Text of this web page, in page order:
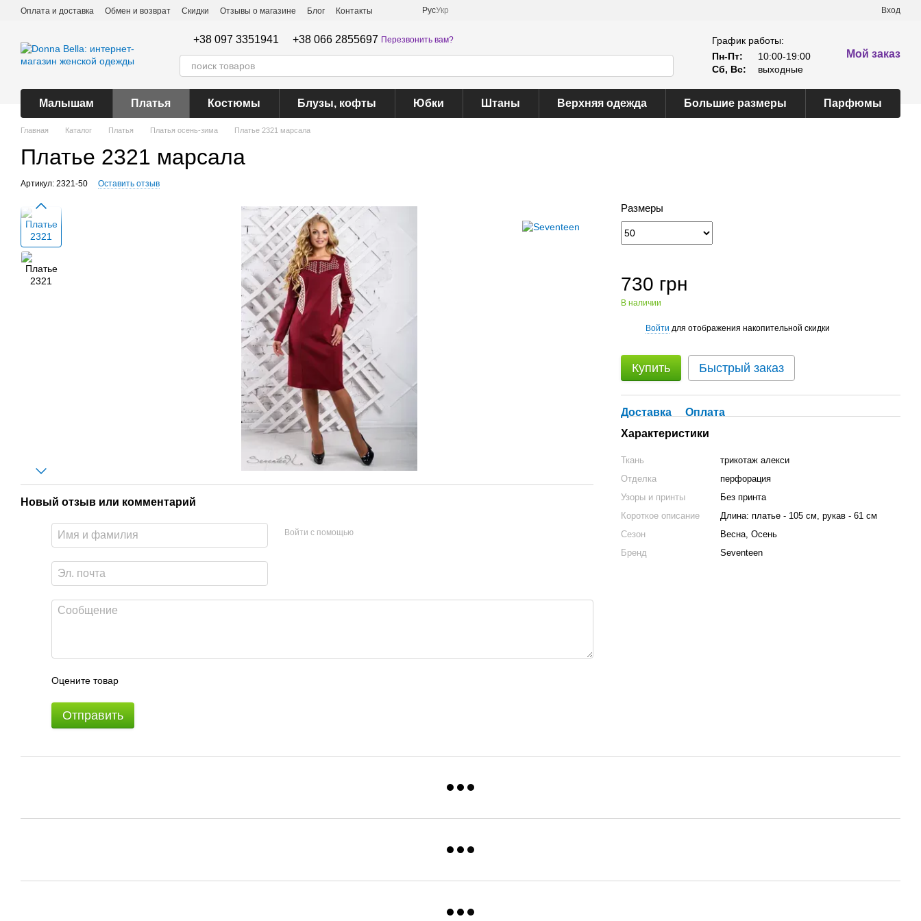
Перейти к основному контенту
Оплата и доставка Обмен и возврат Скидки Отзывы о магазине Блог Контакты РусУкр Вход
+38 097 3351941 +38 066 2855697 Перезвонить вам?
График работы:
Пн-Пт:
10:00-19:00
Сб, Вс:
выходные
Мой заказ
Малышам Платья Костюмы Блузы, кофты Юбки Штаны Верхняя одежда Большие размеры Парфюмы
Главная Каталог Платья Платья осень-зима Платье 2321 марсала
Платье 2321 марсала
Артикул: 2321-50 Оставить отзыв
Новый отзыв или комментарий
Войти с помощью
Оцените товар
Отправить
Размеры
730 грн
В наличии
Войти для отображения накопительной скидки
Купить Быстрый заказ
Доставка
Оплата
Характеристики
Ткань
трикотаж алекси
Отделка
перфорация
Узоры и принты
Без принта
Короткое описание
Длина: платье - 105 см, рукав - 61 см
Сезон
Весна, Осень
Бренд
Seventeen